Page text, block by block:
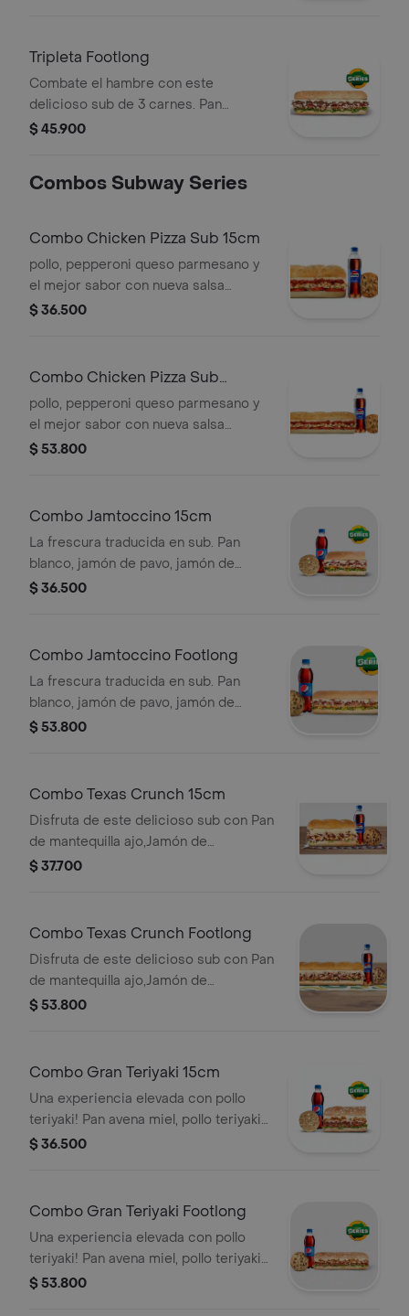
30 cm.
Tripleta Footlong
Combate el hambre con este
delicioso sub de 3 carnes. Pan
orégano parmesano, Carne de res en
pimentones, lechuga.
$ 45.900
Combos Subway Series
Combo Chicken Pizza Sub 15cm
pollo, pepperoni queso parmesano y
el mejor sabor con nueva salsa
marinara y vegetales. Llévalo en
$ 36.500
Combo Chicken Pizza Sub
Footlong
pollo, pepperoni queso parmesano y
el mejor sabor con nueva salsa
marinara y vegetales. Llévalo en
$ 53.800
Combo Jamtoccino 15cm
La frescura traducida en sub. Pan
blanco, jamón de pavo, jamón de
cerdo, tocineta, queso americano,
combo con bebida más
acompañamiento. Sub de 15 cm.
$ 36.500
Combo Jamtoccino Footlong
La frescura traducida en sub. Pan
blanco, jamón de pavo, jamón de
cerdo, tocineta, queso americano,
combo con bebida más
$ 53.800
Combo Texas Crunch 15cm
Disfruta de este delicioso sub con Pan
de mantequilla ajo,Jamón de
Cerdo,Pernil de cerdo,Maíz,Mozzarella
Llévalo combo con bebida más
$ 37.700
Combo Texas Crunch Footlong
Disfruta de este delicioso sub con Pan
de mantequilla ajo,Jamón de
Cerdo,Pernil de cerdo,Maíz,Mozzarella
Llévalo combo con bebida más
$ 53.800
Combo Gran Teriyaki 15cm
Una experiencia elevada con pollo
teriyaki! Pan avena miel, pollo teriyaki,
pepperoni, queso americano, queso
crujientes Llévalo combo con bebida
más acompañamiento. Sub de 15 cm.
$ 36.500
Combo Gran Teriyaki Footlong
Una experiencia elevada con pollo
teriyaki! Pan avena miel, pollo teriyaki,
pepperoni, queso americano, queso
$ 53.800